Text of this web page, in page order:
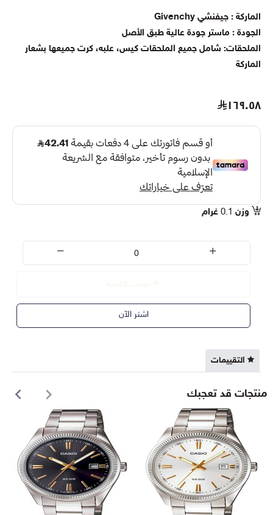
الماركة : جيفنشي Givenchy
الجودة : ماستر جودة عالية طبق الأصل
الملحقات: شامل جميع الملحقات كيس، علبه، كرت جميعها بشعار
الماركة
١٦٩.٥٨
وزن 0.1 غرام
اشتر الآن
التقييمات
منتجات قد تعجبك